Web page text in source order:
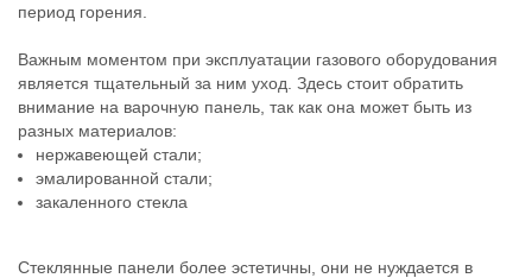
период горения.
Важным моментом при эксплуатации газового оборудования
является тщательный за ним уход. Здесь стоит обратить
внимание на варочную панель, так как она может быть из
разных материалов:
нержавеющей стали;
эмалированной стали;
закаленного стекла
Стеклянные панели более эстетичны, они не нуждается в